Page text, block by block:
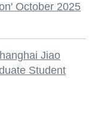
October 2025
Jiao
Student